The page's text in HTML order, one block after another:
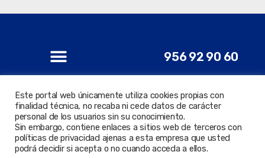
956 92 90 60
© 2022 Todos los derechos reservados. Delegación de
Nuevas Tecnologías.
Este portal web únicamente utiliza cookies propias con
finalidad técnica, no recaba ni cede datos de carácter
personal de los usuarios sin su conocimiento.
Sin embargo, contiene enlaces a sitios web de terceros con
políticas de privacidad ajenas a esta empresa que usted
podrá decidir si acepta o no cuando acceda a ellos.